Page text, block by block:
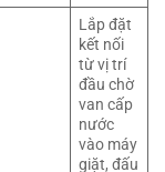
Lắp đặt
kết nối
từ vị trí
đầu chờ
van cấp
nước
vào máy
giặt, đấu